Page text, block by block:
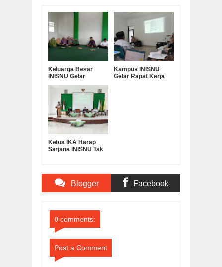
Keluarga Besar
INISNU Gelar
Kampus INISNU
Gelar Rapat Kerja
Ketua IKA Harap
Sarjana INISNU Tak
Blogger Facebook
0 comments:
Post a Comment